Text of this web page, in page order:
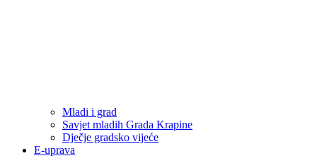
Mladi i grad
Savjet mladih Grada Krapine
Dječje gradsko vijeće
E-uprava